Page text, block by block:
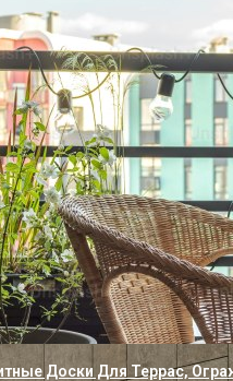
Планшет Bluegen OKPad
Доски Для Террас,
5,
то новое:
технологии и
как устроен
и как убрать